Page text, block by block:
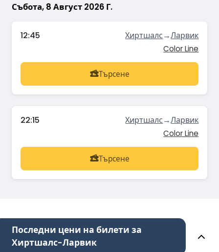
Събота, 8 Август 2026 Г.
12:45 Хиртшалс→Ларвик
Color Line
Търсене
22:15 Хиртшалс→Ларвик
Color Line
Търсене
Последни цени на билети за
Хиртшалс-Ларвик